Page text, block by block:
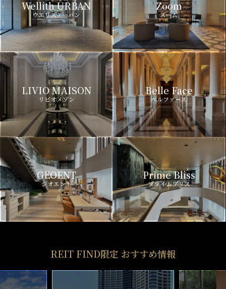
Wellith URBAN
ウエリスアーバン
Zoom
ズーム
LIVIO MAISON
リビオメゾン
Belle Face
ベルファース
GEOENT
ジオエント
Prime Bliss
プライムブリス
REIT FIND限定 おすすめ情報